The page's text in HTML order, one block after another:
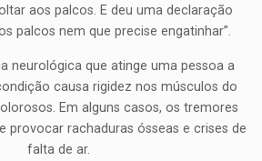
aos palcos. E deu uma declaração
palcos nem que precise engatinhar”.
neurológica que atinge uma pessoa a
causa rigidez nos músculos do
Em alguns casos, os tremores
provocar rachaduras ósseas e crises de
falta de ar.